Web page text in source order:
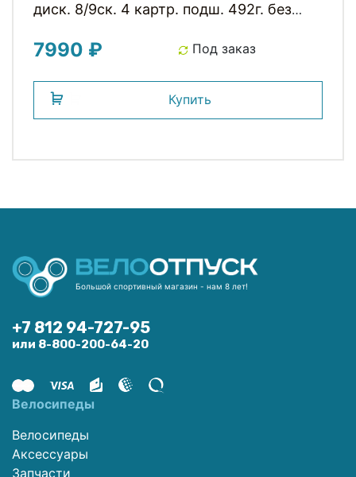
диск. 8/9ск. 4 картр. подш. 492г. без
7990 ₽ Под заказ
Купить
Большой спортивный магазин - нам 8 лет!
+7 812 94-727-95
или 8-800-200-64-20
Велосипеды
Велосипеды
Аксессуары
Запчасти